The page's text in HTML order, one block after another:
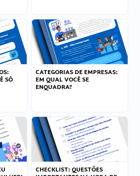
SÓ
CATEGORIAS DE EMPRESAS:
EM QUAL VOCÊ SE
ENQUADRA?
CHECKLIST: QUESTÕES